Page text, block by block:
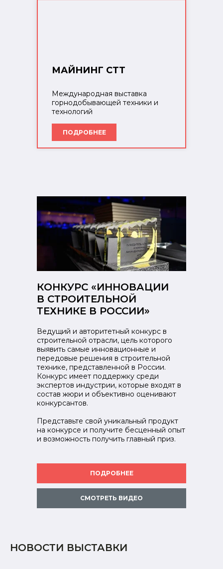
МАЙНИНГ СТТ
Международная выставка
горнодобывающей техники и
технологий
ПОДРОБНЕЕ
Ведущий и авторитетный конкурс в
строительной отрасли, цель которого
выявить самые инновационные и
передовые решения в строительной
технике, представленной в России.
Конкурс имеет поддержку среди
экспертов индустрии, которые входят в
состав жюри и объективно оценивают
конкурсантов.
Представьте свой уникальный продукт
на конкурсе и получите бесценный опыт
и возможность получить главный приз.
ПОДРОБНЕЕ
КОНКУРС «ИННОВАЦИИ
В СТРОИТЕЛЬНОЙ
ТЕХНИКЕ В РОССИИ»
СМОТРЕТЬ ВИДЕО
НОВОСТИ ВЫСТАВКИ